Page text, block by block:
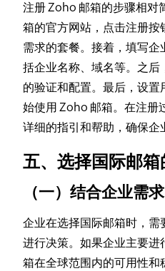
注册 Zoho 邮箱的步骤相对
箱的官方网站，点击注册按
需求的套餐。接着，填写
括企业名称、域名等。之后
的验证和配置。最后，设
始使用 Zoho 邮箱。在注册
详细的指引和帮助，确保企
五、选择国际邮箱
（一）结合企业需求
企业在选择国际邮箱时，
进行决策。如果企业主要进
箱在全球范围内的可用性和